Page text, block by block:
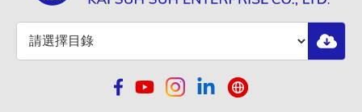
CV-
280XL